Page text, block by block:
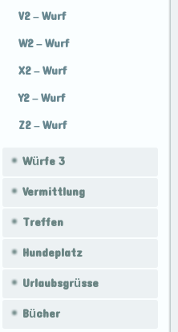
V2 – Wurf
W2 – Wurf
X2 – Wurf
Y2 – Wurf
Z2 – Wurf
Würfe 3
Vermittlung
Treffen
Hundeplatz
Urlaubsgrüsse
Bücher